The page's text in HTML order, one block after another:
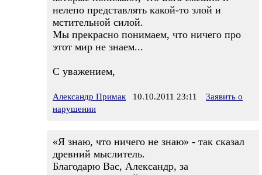
нелепо представлять какой-то злой и
мстительной силой.
Мы прекрасно понимаем, что ничего про
этот мир не знаем...
С уважением,
Александр Примак 10.10.2011 23:11
Заявить о
нарушении
«Я знаю, что ничего не знаю» - так сказал
древний мыслитель.
Благодарю Вас, Александр, за